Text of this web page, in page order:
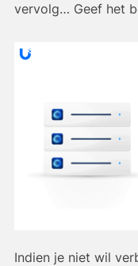
vervolg… Geef het
Indien je niet wil